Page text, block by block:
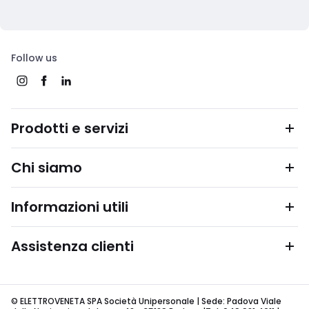
Follow us
Prodotti e servizi
Chi siamo
Informazioni utili
Assistenza clienti
© ELETTROVENETA SPA Società Unipersonale | Sede: Padova Viale